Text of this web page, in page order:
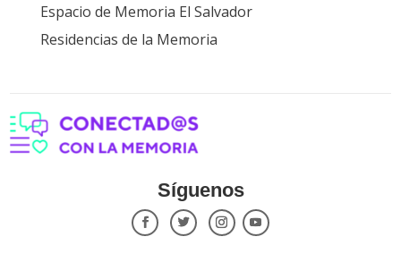
Espacio de Memoria El Salvador
Residencias de la Memoria
Síguenos